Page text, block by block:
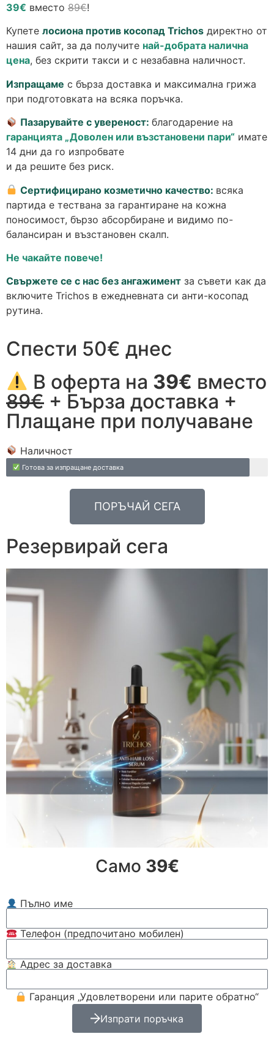
39€ вместо 89€!
Купете лосиона против косопад Trichos директно от
нашия сайт, за да получите най-добрата налична
цена, без скрити такси и с незабавна наличност.
Изпращаме с бърза доставка и максимална грижа
при подготовката на всяка поръчка.
Пазарувайте с увереност:благодарение на
гаранцията „Доволен или възстановени пари“ имате
14 дни да го изпробвате
и да решите без риск.
Сертифицирано козметично качество: всяка
партида е тествана за гарантиране на кожна
поносимост, бързо абсорбиране и видимо по-
балансиран и възстановен скалп.
Не чакайте повече!
Свържете се с нас без ангажимент за съвети как да
включите Trichos в ежедневната си анти-косопад
рутина.
Спести 50€ днес
В оферта на 39€ вместо
89€ + Бърза доставка +
Плащане при получаване
Наличност
Готова за изпращане доставка
ПОРЪЧАЙ СЕГА
Резервирай сега
Само 39€
Пълно име
Телефон (предпочитано мобилен)
Адрес за доставка
Гаранция „Удовлетворени или парите обратно“
Изпрати поръчка